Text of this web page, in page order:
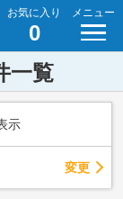
お気に入り
0
メニュー
一覧
示
変更